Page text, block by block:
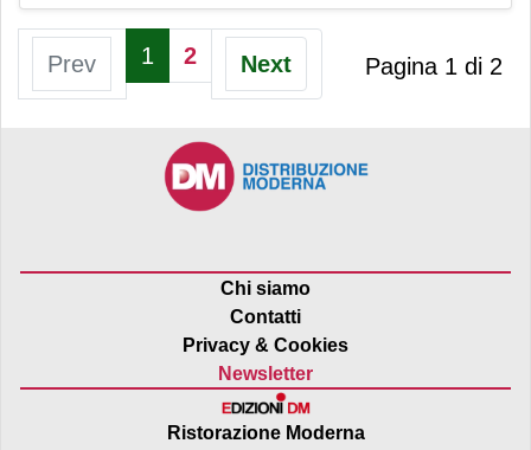
Pagina 1 di 2
Prev 1 2 Next
Chi siamo
Contatti
Privacy & Cookies
Newsletter
Ristorazione Moderna